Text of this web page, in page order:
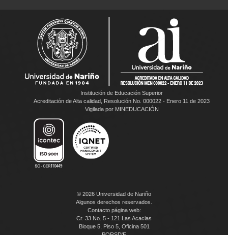
Institución de Educación Superior
Acreditación de Alta calidad, Resolución No. 000022 - Enero 11 de 2023
Vigilada por MINEDUCACIÓN
© 2026 Universidad de Nariño
Algunos derechos reservados.
Contacto página web:
Cr. 33 No. 5 - 121 Las Acacias
Bloque 5, Piso 5, Oficina 501